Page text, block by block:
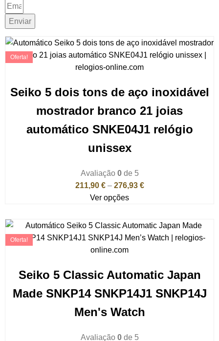
Enviar
Seiko 5 dois tons de aço inoxidável
mostrador branco 21 joias
automático SNKE04J1 relógio
unissex
Avaliação 0de 5
Oferta!
211,90 € – 276,93 €
Ver opções
Seiko 5 Classic Automatic Japan
Made SNKP14 SNKP14J1 SNKP14J
Men's Watch
Avaliação 0de 5
Oferta!